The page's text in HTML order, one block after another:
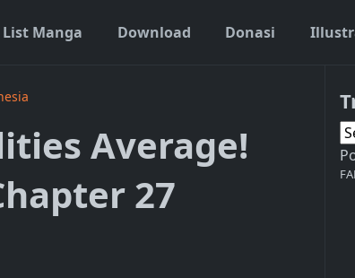
List Manga Download Donasi
Average!
27